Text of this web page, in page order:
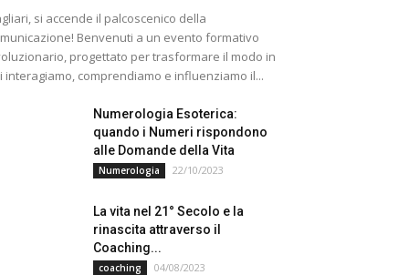
si accende il palcoscenico della
Benvenuti a un evento formativo
progettato per trasformare il modo in
interagiamo, comprendiamo e influenziamo il...
Numerologia Esoterica:
quando i Numeri rispondono
alle Domande della Vita
Numerologia 22/10/2023
La vita nel 21° Secolo e la
rinascita attraverso il
Coaching...
coaching 04/08/2023